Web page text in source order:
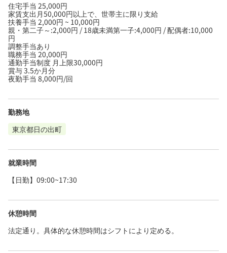
住宅手当 25,000円
家賃支出月50,000円以上で、世帯主に限り支給
扶養手当 2,000円 ~ 10,000円
親・第二子～:2,000円 / 18歳未満第一子:4,000円 / 配偶者:10,000
円
調整手当あり
職務手当 20,000円
通勤手当制度 月上限30,000円
賞与 3.5か月分
夜勤手当 8,000円/回
勤務地
東京都日の出町
就業時間
【日勤】09:00~17:30
休憩時間
法定通り。具体的な休憩時間はシフトにより定める。